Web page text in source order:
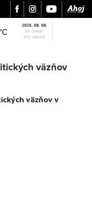
2026. 08. 08.
SK: Oskár
HU: László
väzňov
väzňov v